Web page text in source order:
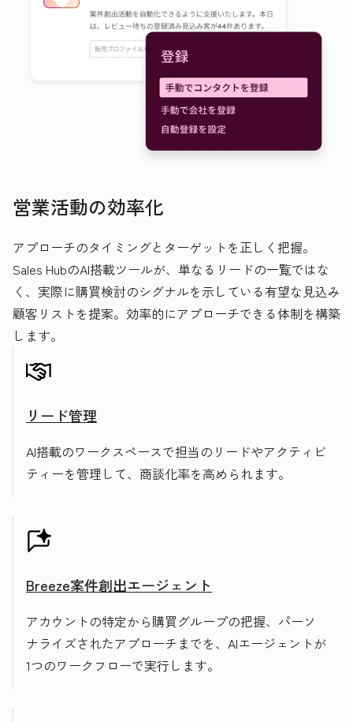
営業活動の効率化
アプローチのタイミングとターゲットを正しく把握。
Sales HubのAI搭載ツールが、単なるリードの一覧ではな
く、実際に購買検討のシグナルを示している有望な見込み
顧客リストを提案。効率的にアプローチできる体制を構築
します。
リード管理
AI搭載のワークスペースで担当のリードやアクティビ
ティーを管理して、商談化率を高められます。
Breeze案件創出エージェント
アカウントの特定から購買グループの把握、パーソ
ナライズされたアプローチまでを、AIエージェントが
1つのワークフローで実行します。